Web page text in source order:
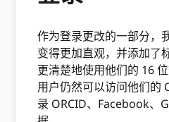
作为登录更改的一部分，
变得更加直观，并添加了
更清楚地使用他们的 16
用户仍然可以访问他们的
录 ORCID、Facebook、